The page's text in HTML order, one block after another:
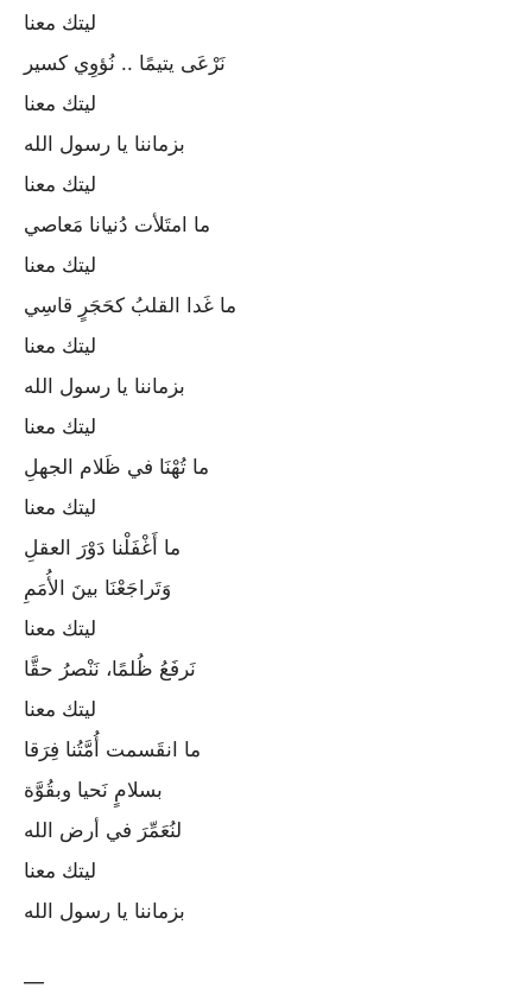
ليتك معنا
نَرْعَى يتيمًا .. نُؤوِي كسير
ليتك معنا
بزماننا يا رسول الله
ليتك معنا
ما امتَلأت دُنيانا مَعاصي
ليتك معنا
ما غَدا القلبُ كحَجَرٍ قاسِي
ليتك معنا
بزماننا يا رسول الله
ليتك معنا
ما تُهْنَا في ظَلام الجهلِ
ليتك معنا
ما أَغْفَلْنا دَوْرَ العقلِ
وَتَراجَعْنَا بينَ الأُمَمِ
ليتك معنا
نَرفَعُ ظُلمًا، نَنْصرُ حقَّا
ليتك معنا
ما انقَسمت أُمَّتُنا فِرَقا
بسلامٍ نَحيا وبقُوَّة
لنُعَمِّرَ في أرض الله
ليتك معنا
بزماننا يا رسول الله
—